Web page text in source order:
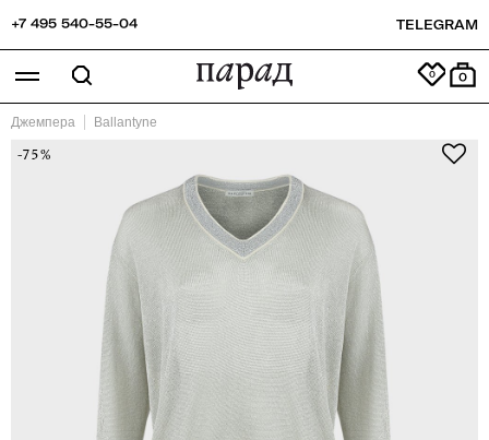
+7 495 540-55-04 TELEGRAM
0
Джемпера Ballantyne
-75%